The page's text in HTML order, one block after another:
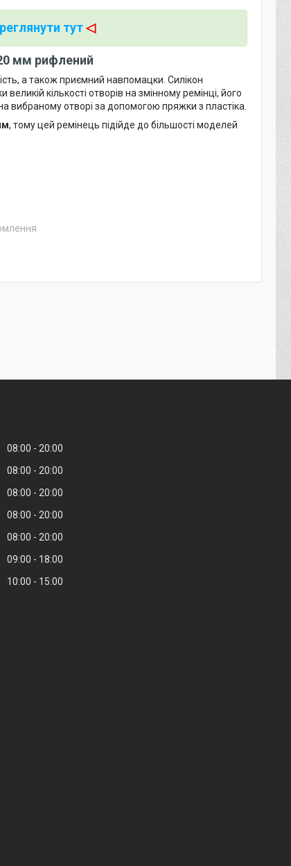
тут◁
мм рифлений
а також приємний навпомацки. Силікон
кількості отворів на змінному ремінці, його
вибраному отворі за допомогою пряжки з пластіка.
, тому цей ремінець підійде до більшості моделей
08:00
20:00
08:00
20:00
08:00
20:00
08:00
20:00
08:00
20:00
09:00
18:00
10:00 15:00